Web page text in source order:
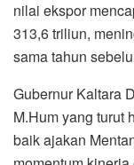
nilai ekspor
313,6 triliun,
sama tahun
Gubernur Kaltara
M.Hum yang turut
baik ajakan